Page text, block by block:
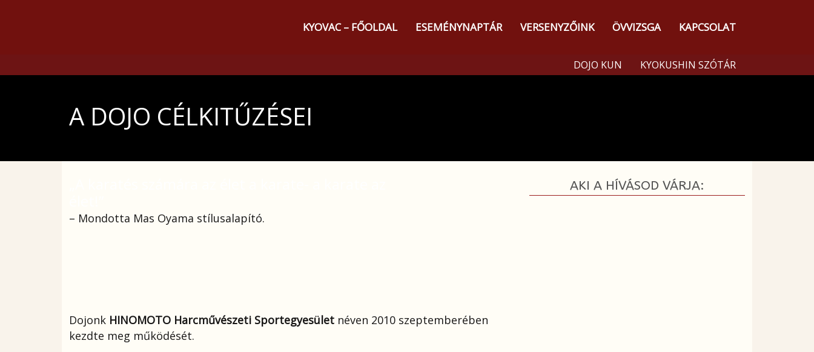
KYOVAC – FŐOLDAL ESEMÉNYNAPTÁR VERSENYZŐINK ÖVVIZSGA KAPCSOLAT
DOJO KUN KYOKUSHIN SZÓTÁR
A DOJO CÉLKITŰZÉSEI
– Mondotta Mas Oyama stílusalapító.
Dojonk HINOMOTO Harcművészeti Sportegyesület néven 2010 szeptemberében
kezdte meg működését.
AKI A HÍVÁSOD VÁRJA: